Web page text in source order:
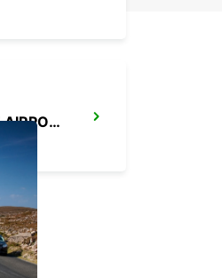
HOEDSPRUIT EASTGATE AIRPORT